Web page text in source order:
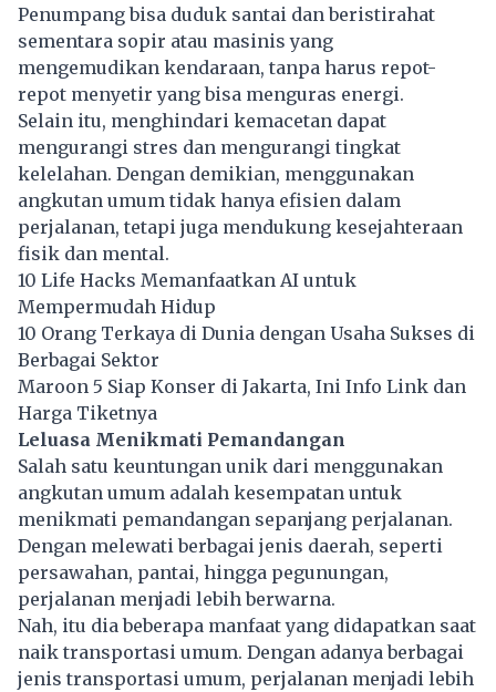
Penumpang bisa duduk santai dan beristirahat
sementara sopir atau masinis yang
mengemudikan kendaraan, tanpa harus repot-
repot menyetir yang bisa menguras energi.
Selain itu, menghindari kemacetan dapat
mengurangi stres dan mengurangi tingkat
kelelahan. Dengan demikian, menggunakan
angkutan umum tidak hanya efisien dalam
perjalanan, tetapi juga mendukung kesejahteraan
fisik dan mental.
10 Life Hacks Memanfaatkan AI untuk
Mempermudah Hidup
10 Orang Terkaya di Dunia dengan Usaha Sukses di
Berbagai Sektor
Maroon 5 Siap Konser di Jakarta, Ini Info Link dan
Harga Tiketnya
Leluasa Menikmati Pemandangan
Salah satu keuntungan unik dari menggunakan
angkutan umum adalah kesempatan untuk
menikmati pemandangan sepanjang perjalanan.
Dengan melewati berbagai jenis daerah, seperti
persawahan, pantai, hingga pegunungan,
perjalanan menjadi lebih berwarna.
Nah, itu dia beberapa manfaat yang didapatkan saat
naik transportasi umum. Dengan adanya berbagai
jenis transportasi umum, perjalanan menjadi lebih